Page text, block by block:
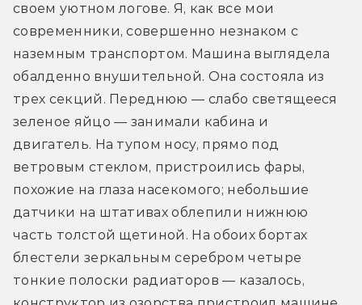
своем уютном логове. Я, как все мои
современники, совершенно незнаком с
наземным транспортом. Машина выглядела
обалденно внушительной. Она состояла из
трех секций. Переднюю — слабо светящееся
зеленое яйцо — занимали кабина и
двигатель. На тупом носу, прямо под
ветровым стеклом, пристроились фары,
похожие на глаза насекомого; небольшие
датчики на штативах облепили нижнюю
часть толстой щетиной. На обоих бортах
блестели зеркальным серебром четыре
тонкие полоски радиаторов — казалось,